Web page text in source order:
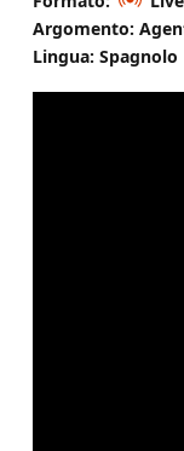
Argomento:
Lingua: Spagnolo